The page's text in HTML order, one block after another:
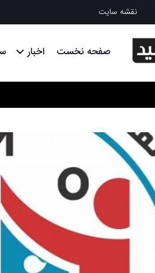
نقشه سایت
صفحه نخست اخبار